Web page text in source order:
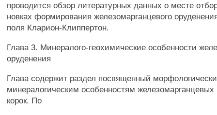
проводится обзор литературных данных о месте
новках формирования железомарганцевого
поля Кларион-Клиппертон.
Глава 3. Минералого-геохимические особенности
оруденения
Глава содержит раздел посвященный
минералогическим особенностям железомарганцевых
корок. По